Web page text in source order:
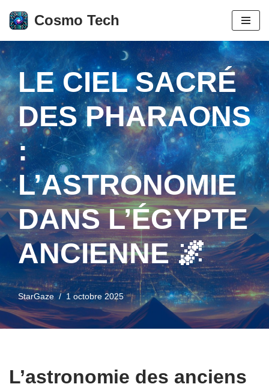
Aller
contenu
Cosmo Tech
LE CIEL SACRÉ
DES PHARAONS
:
L’ASTRONOMIE
DANS L’ÉGYPTE
ANCIENNE 🌌
StarGaze 1 octobre 2025
L’astronomie des anciens